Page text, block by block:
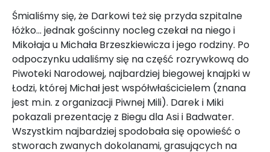
Śmialiśmy się, że Darkowi też się przyda szpitalne
łóżko... jednak gościnny nocleg czekał na niego i
Mikołaja u Michała Brzeszkiewicza i jego rodziny. Po
odpoczynku udaliśmy się na część rozrywkową do
Piwoteki Narodowej, najbardziej biegowej knajpki w
Łodzi, której Michał jest współwłaścicielem (znana
jest m.in. z organizacji Piwnej Mili). Darek i Miki
pokazali prezentację z Biegu dla Asi i Badwater.
Wszystkim najbardziej spodobała się opowieść o
stworach zwanych dokolanami, grasujących na